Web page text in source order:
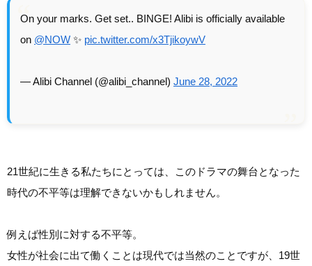
On your marks. Get set.. BINGE! Alibi is officially available
on @NOW ✨ pic.twitter.com/x3TjikoywV
— Alibi Channel (@alibi_channel) June 28, 2022
21世紀に生きる私たちにとっては、このドラマの舞台となった
時代の不平等は理解できないかもしれません。
例えば性別に対する不平等。
女性が社会に出て働くことは現代では当然のことですが、19世